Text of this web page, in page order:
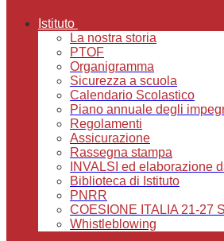
Istituto
La nostra storia
PTOF
Organigramma
Sicurezza a scuola
Calendario Scolastico
Piano annuale degli
Regolamenti
Assicurazione
Rassegna stampa
INVALSI ed elaborazione
Biblioteca di Istituto
PNRR
COESIONE ITALIA 21-27
Whistleblowing